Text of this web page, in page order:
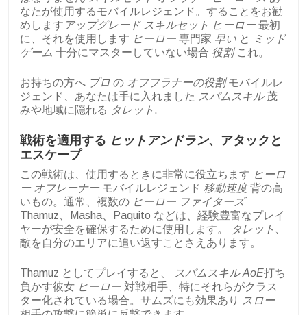
なたが使用するモバイルレジェンド。することをお勧
めします アップグレード スキルセット ヒーロー最初
に、それを使用します ヒーロー専門家 早い と
ミッド
ゲーム 十分にマスターしていない場合 役割これ。
お持ちの方へ プロ の オフフラナーの役割モバイルレ
ジェンド、あなたは手に入れました スパムスキル茂
みや地域に隠れる タレット .
戦術を適用する ヒットアンドラン、アタックと
エスケープ
この戦術は、使用するときに非常に役立ちます ヒーロ
ー オフレーナーモバイルレジェンド 移動速度背の高
いもの。通常、複数の ヒーロー ファイターズ
Thamuz、Masha、Paquito などは、経験豊富なプレイ
ヤーが安全を確保するために使用します。
タレット
敵を自分のエリアに追い返すことさえあります。
Thamuz としてプレイすると、 スパムスキル AoE打ち
負かす彼女 ヒーロー対戦相手、特にそれらがクラス
ター化されている場合。サムズにも効果あり
スロー